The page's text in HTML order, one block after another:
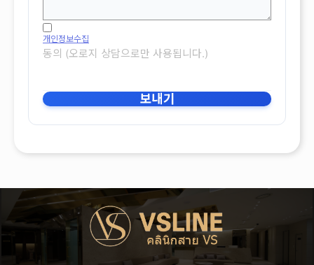
개인정보수집
동의 (오로지 상담으로만 사용됩니다.)
보내기